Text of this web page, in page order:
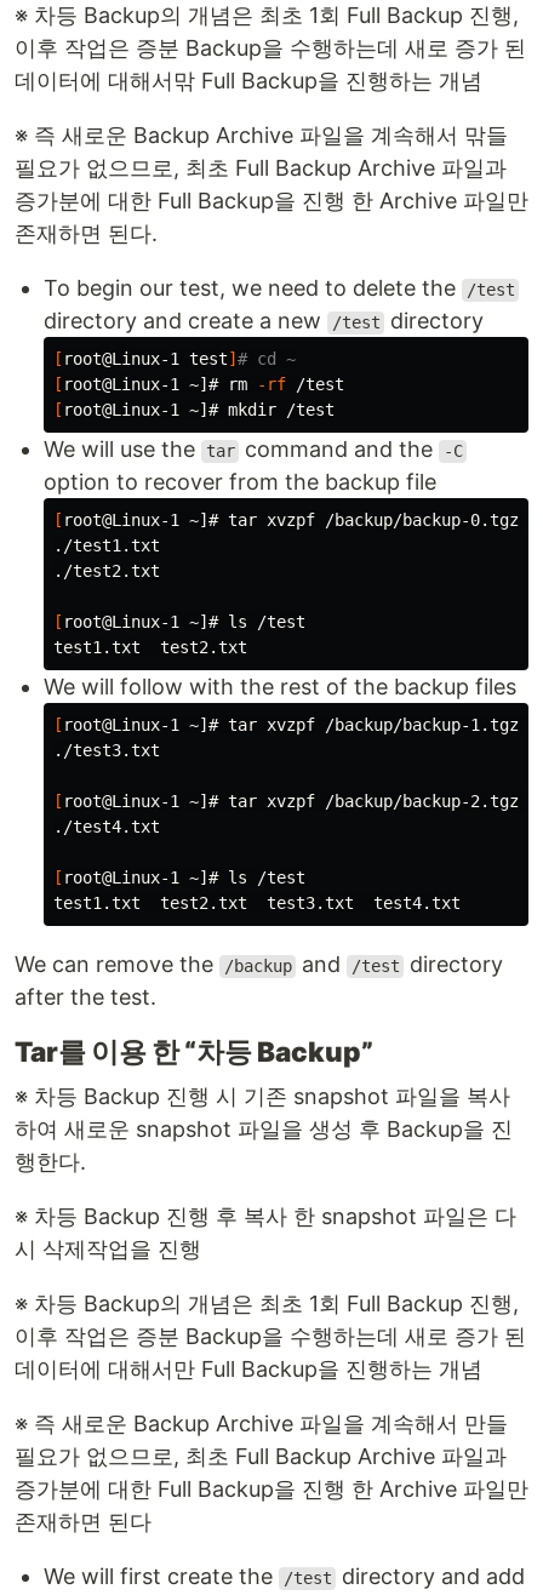
※ 차등 Backup의 개념은 최초 1회 Full Backup 진행,
이후 작업은 증분 Backup을 수행하는데 새로 증가 된
데이터에 대해서맊 Full Backup을 진행하는 개념
※ 즉 새로운 Backup Archive 파일을 계속해서 맊들
필요가 없으므로, 최초 Full Backup Archive 파일과
증가분에 대한 Full Backup을 진행 한 Archive 파일만
존재하면 된다.
To begin our test, we need to delete the /test
directory and create a new /test directory
[ root@Linux-1 test] # cd ~
[ root@Linux-1 ~]# rm -rf
[ root@Linux-1 ~]# mkdir
We will use the tar command and the -C
option to recover from the backup file
[ root@Linux-1 ~]# tar xvzpf /backup/backup-0.tgz
./test1.txt
./test2.txt
[ root@Linux-1 ~]# ls /test
We will follow with the rest of the backup files
[ root@Linux-1 ~]# tar xvzpf /backup/backup-1.tgz
./test3.txt
[ root@Linux-1 ~]# tar xvzpf /backup/backup-2.tgz
./test4.txt
[ root@Linux-1 ~]# ls /test
We can remove the /backup and /test
directory
after the test.
Tar를 이용 한 “차등 Backup”
※ 차등 Backup 진행 시 기존 snapshot 파일을 복사
하여 새로운 snapshot 파일을 생성 후 Backup을 진
행한다.
※ 차등 Backup 진행 후 복사 한 snapshot 파일은 다
시 삭제작업을 진행
※ 차등 Backup의 개념은 최초 1회 Full Backup 진행,
이후 작업은 증분 Backup을 수행하는데 새로 증가 된
데이터에 대해서만 Full Backup을 진행하는 개념
※ 즉 새로운 Backup Archive 파일을 계속해서 만들
필요가 없으므로, 최초 Full Backup Archive 파일과
증가분에 대한 Full Backup을 진행 한 Archive 파일만
존재하면 된다
We will first create the /test
directory and add